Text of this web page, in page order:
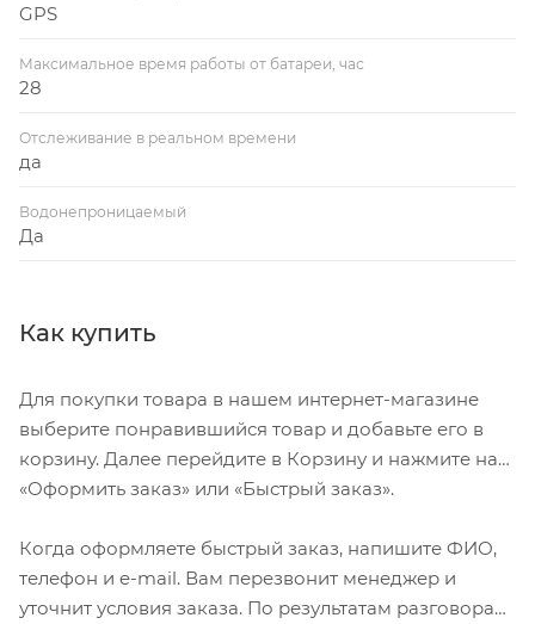
GPS
Максимальное время работы от батареи, час
28
Отслеживание в реальном времени
да
Водонепроницаемый
Да
Как купить
Для покупки товара в нашем интернет-магазине
выберите понравившийся товар и добавьте его в
корзину. Далее перейдите в Корзину и нажмите на
«Оформить заказ» или «Быстрый заказ».
Когда оформляете быстрый заказ, напишите ФИО,
телефон и e-mail. Вам перезвонит менеджер и
уточнит условия заказа. По результатам разговора